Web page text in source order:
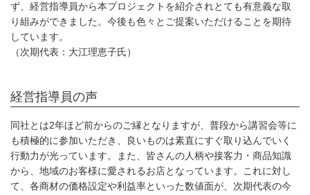
ず、経営指導員から本プロジェクトを紹介されとても有意義な取
り組みができました。今後も色々とご提案いただけることを期待
しています。
（次期代表：大江理恵子氏）
経営指導員の声
同社とは2年ほど前からのご縁となりますが、普段から講習会等に
も積極的に参加いただき、良いものは素直にすぐ取り込んでいく
行動力が光っています。また、皆さんの人柄や接客力・商品知識
から、地域のお客様に愛されるお店となっています。これに対し
て、各商材の価格設定や利益率といった数値面が、次期代表の今